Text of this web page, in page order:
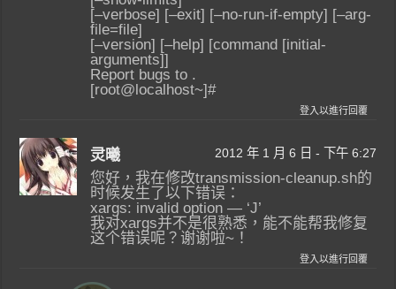
[–verbose] [–exit] [–no-run-if-empty] [–arg-
file=file]
[–version] [–help] [command [initial-
arguments]]
Report bugs to .
[root@localhost~]#
登入以進行回覆
灵曦 2012 年 1 月 6 日 - 下午 6:27
您好，我在修改transmission-cleanup.sh的
时候发生了以下错误：
xargs: invalid option — ‘J’
我对xargs并不是很熟悉，能不能帮我修复
这个错误呢？谢谢啦~！
登入以進行回覆